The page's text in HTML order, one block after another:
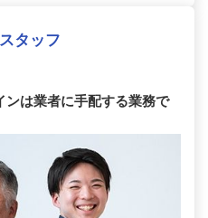
タッフ
ンは業者に手配する業務で